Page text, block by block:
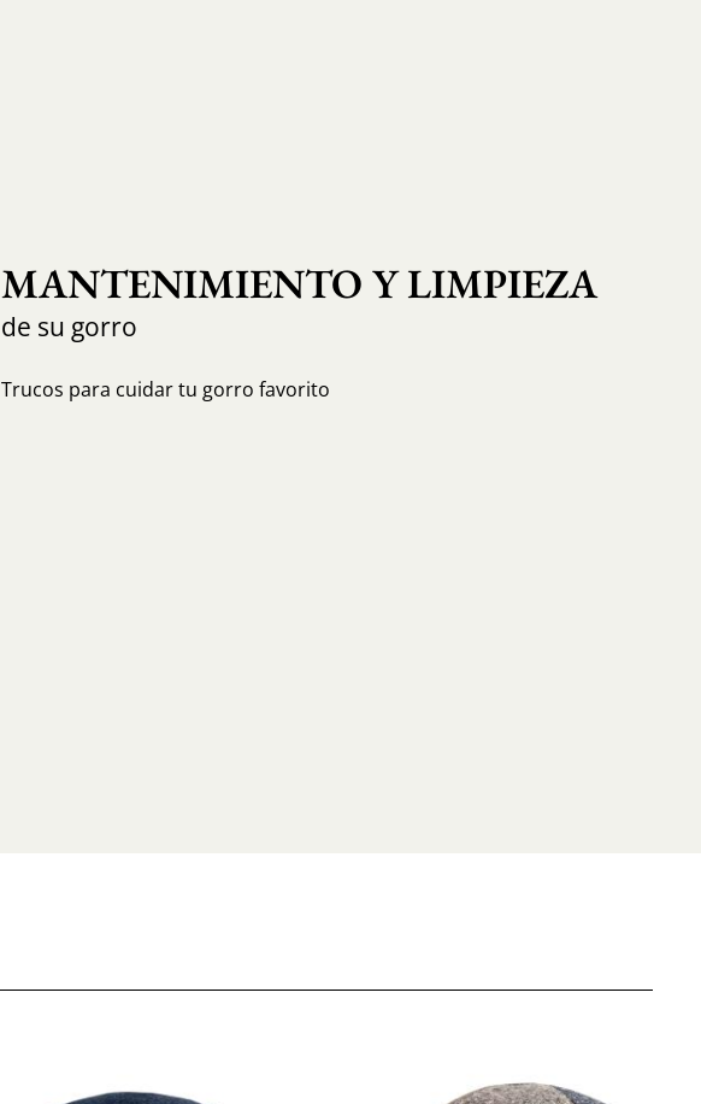
MANTENIMIENTO Y LIMPIEZA
de su gorro
Trucos para cuidar tu gorro favorito